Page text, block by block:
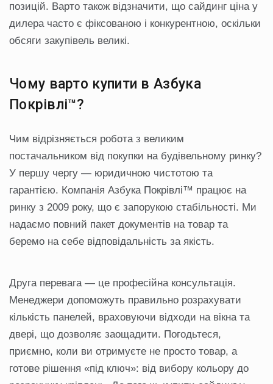
позицій. Варто також відзначити, що сайдинг ціна у
дилера часто є фіксованою і конкурентною, оскільки
обсяги закупівель великі.
Чому варто купити в Азбука
Покрівлі™?
Чим відрізняється робота з великим
постачальником від покупки на будівельному ринку?
У першу чергу — юридичною чистотою та
гарантією. Компанія Азбука Покрівлі™ працює на
ринку з 2009 року, що є запорукою стабільності. Ми
надаємо повний пакет документів на товар та
беремо на себе відповідальність за якість.
Друга перевага — це професійна консультація.
Менеджери допоможуть правильно розрахувати
кількість панелей, враховуючи відходи на вікна та
двері, що дозволяє заощадити. Погодьтеся,
приємно, коли ви отримуєте не просто товар, а
готове рішення «під ключ»: від вибору кольору до